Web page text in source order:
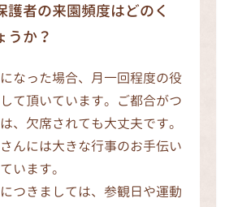
護者の来園頻度はどのく
うか？
なった場合、月一回程度の役
て頂いています。ご都合がつ
、欠席されても大丈夫です。
んには大きな行事のお手伝い
います。
つきましては、参観日や運動